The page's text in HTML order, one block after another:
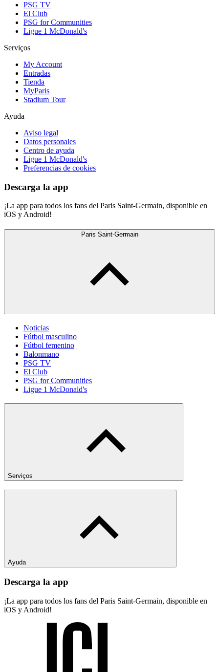
PSG TV
El Club
PSG for Communities
Ligue 1 McDonald's
Serviços
My Account
Entradas
Tienda
MyParis
Stadium Tour
Ayuda
Aviso legal
Datos personales
Centro de ayuda
Ligue 1 McDonald's
Preferencias de cookies
Descarga la app
¡La app para todos los fans del Paris Saint-Germain, disponible en
iOS y Android!
Paris Saint-Germain
Noticias
Fútbol masculino
Fútbol femenino
Balonmano
PSG TV
El Club
PSG for Communities
Ligue 1 McDonald's
Serviços
Ayuda
Descarga la app
¡La app para todos los fans del Paris Saint-Germain, disponible en
iOS y Android!